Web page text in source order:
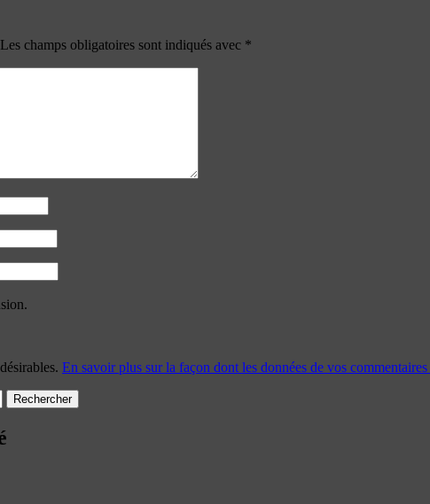
Les champs obligatoires sont indiqués avec *
En savoir plus sur la façon dont les données de vos commentaires